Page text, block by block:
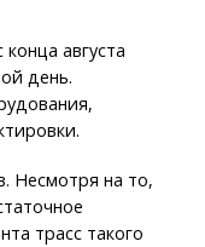
августа
день.
Несмотря на то,
трасс такого